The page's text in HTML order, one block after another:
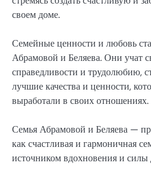
своем доме.
Семейные ценности и любовь
Абрамовой и Беляева. Они учат
справедливости и трудолюбию,
лучшие качества и ценности,
выработали в своих отношениях.
Семья Абрамовой и Беляева —
как счастливая и гармоничная
источником вдохновения и силы